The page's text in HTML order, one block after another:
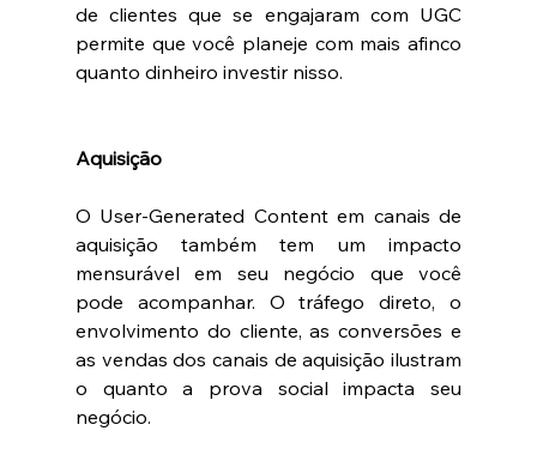
de clientes que se engajaram com UGC
permite que você planeje com mais afinco
quanto dinheiro investir nisso.
Aquisição
O User-Generated Content em canais de
aquisição também tem um impacto
mensurável em seu negócio que você
pode acompanhar. O tráfego direto, o
envolvimento do cliente, as conversões e
as vendas dos canais de aquisição ilustram
o quanto a prova social impacta seu
negócio.